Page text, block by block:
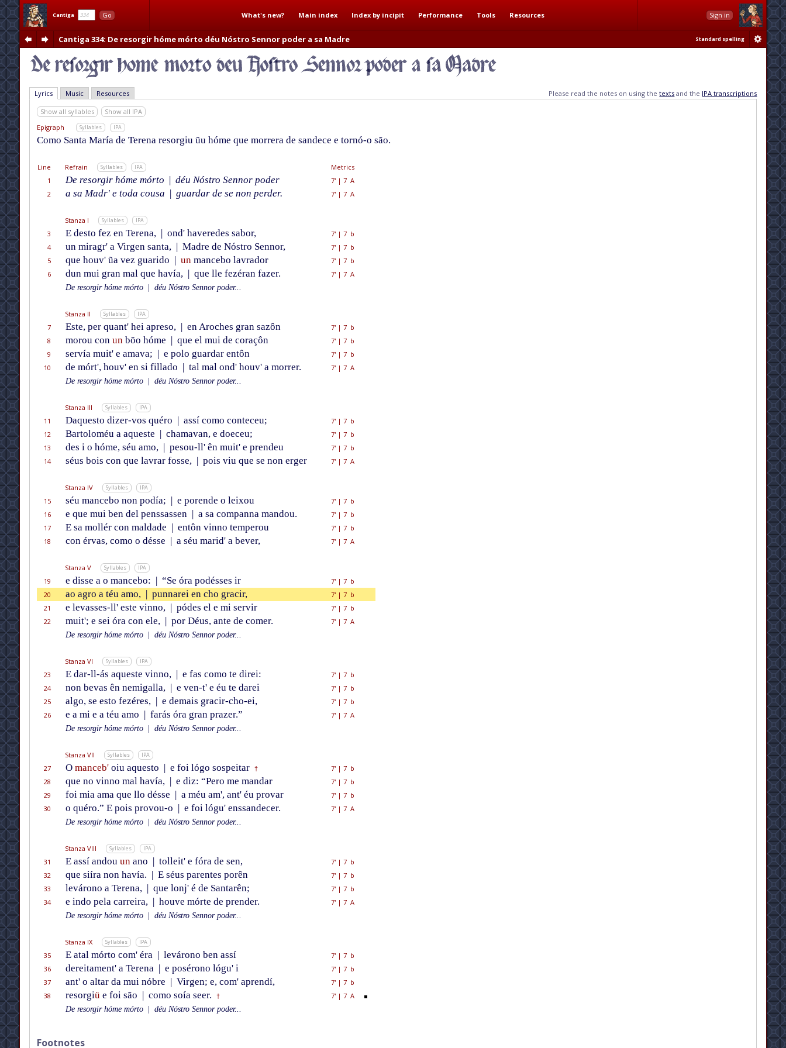
Cantiga Go What's new? Main index Index by incipit Performance Tools Resources Sign in
Cantiga 334: De resorgir hóme mórto déu Nóstro Sennor poder a sa Madre Standard spelling
Lyrics Music Resources Please read the notes on using thetexts and the IPA transcriptions
Show all syllables
Show all IPA
Epigraph
Syllables IPA
Como Santa María de Terena resorgiu ũu hóme que morrera de sandece e tornó-o são.
Line Refrain Syllables IPA
Metrics
1
De resorgir hóme mórto | déu Nóstro Sennor poder 7'| 7 A
2
a sa Madr' e toda cousa | guardar de se non perder. 7'| 7 A
Stanza I Syllables IPA
3 E desto fez en Terena, | ond' haveredes sabor, 7'| 7 b
4
un miragr' a Virgen santa, | Madre de Nóstro Sennor, 7'| 7 b
5
que houv' ũa vez guarido | unmancebo lavrador 7'| 7 b
6
dun mui gran mal que havía, | que lle fezéran fazer. 7'| 7 A
De resorgir hóme mórto
déu Nóstro Sennor poder...
Stanza II Syllables IPA
7 Este, per quant' hei apreso, | en Aroches gran sazôn 7'| 7 b
8
morou con unbõo hóme | que el mui de coraçôn 7'| 7 b
9
servía muit' e amava; | e polo guardar entôn 7'| 7 b
10
de mórt', houv' en si fillado | tal mal ond' houv' a morrer. 7'| 7 A
De resorgir hóme mórto
déu Nóstro Sennor poder...
Stanza III Syllables IPA
11 Daquesto dizer-vos quéro | assí como conteceu; 7'| 7 b
12
Bartoloméu a aqueste | chamavan, e doeceu; 7'| 7 b
13
des i o hóme, séu amo, | pesou-ll' ên muit' e prendeu 7'| 7 b
14
séus bois con que lavrar fosse, | pois viu que se non erger 7'| 7 A
Stanza IV Syllables IPA
15 séu mancebo non podía; | e porende o leixou 7'| 7 b
16
e que mui ben del penssassen | a sa companna mandou. 7'| 7 b
17
E sa mollér con maldade | entôn vinno temperou 7'| 7 b
18
con érvas, como o désse | a séu marid' a bever, 7'| 7 A
Stanza V Syllables IPA
19 e disse a o mancebo: | “Se óra podésses ir 7'| 7 b
20
ao agro a téu amo, | punnarei en cho gracir, 7'| 7 b
21
e levasses-ll' este vinno, | pódes el e mi servir 7'| 7 b
22
muit'; e sei óra con ele, | por Déus, ante de comer. 7'| 7 A
De resorgir hóme mórto
déu Nóstro Sennor poder...
Stanza VI Syllables IPA
23 E dar-ll-ás aqueste vinno, | e fas como te direi: 7'| 7 b
24
non bevas ên nemigalla, | e ven-t' e éu te darei 7'| 7 b
25
algo, se esto fezéres, | e demais gracir-cho-ei, 7'| 7 b
26
e a mi e a téu amo | farás óra gran prazer.” 7'| 7 A
De resorgir hóme mórto
déu Nóstro Sennor poder...
Stanza VII Syllables IPA
27 O manceb'oiu aquesto | e foi lógo sospeitar † 7'| 7 b
28
que no vinno mal havía, | e diz: “Pero me mandar 7'| 7 b
29
foi mia ama que llo désse | a méu am', ant' éu provar 7'| 7 b
30
o quéro.” E pois provou-o | e foi lógu' enssandecer. 7'| 7 A
De resorgir hóme mórto
déu Nóstro Sennor poder...
Stanza VIII Syllables IPA
31 E assí andou unano | tolleit' e fóra de sen, 7'| 7 b
32
que siíra non havía. | E séus parentes porên 7'| 7 b
33
levárono a Terena, | que lonj' é de Santarên; 7'| 7 b
34
e indo pela carreira, | houve mórte de prender. 7'| 7 A
De resorgir hóme mórto
déu Nóstro Sennor poder...
Stanza IX Syllables IPA
35 E atal mórto com' éra | levárono ben assí 7'| 7 b
36
dereitament' a Terena | e posérono lógu' i 7'| 7 b
37
ant' o altar da mui nóbre | Virgen; e, com' aprendí, 7'| 7 b
38
resorgiü e foi são | como soía seer. † 7'| 7 A
De resorgir hóme mórto
déu Nóstro Sennor poder...
Footnotes